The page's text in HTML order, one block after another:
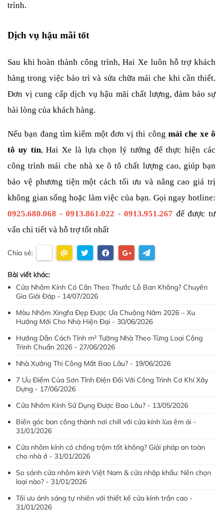
trình.
Dịch vụ hậu mãi tốt
Sau khi hoàn thành công trình, Hai Xe luôn hỗ trợ khách
hàng trong việc bảo trì và sửa chữa mái che khi cần thiết.
Đơn vị cung cấp dịch vụ hậu mãi chất lượng, đảm bảo sự
hài lòng của khách hàng.
Nếu bạn đang tìm kiếm một đơn vị thi công mái che xe ô
tô uy tín, Hai Xe là lựa chọn lý tưởng để thực hiện các
công trình mái che nhà xe ô tô chất lượng cao, giúp bạn
bảo vệ phương tiện một cách tối ưu và nâng cao giá trị
0925.680.068 - 0913.861.022 - 0913.951.267 để được tư
vấn chi tiết và hỗ trợ tốt nhất
Chia sẻ:
Bài viết khác:
Cửa Nhôm Kính Có Cần Theo Thước Lỗ Ban Không? Chuyên
Gia Giải Đáp - 14/07/2026
Màu Nhôm Xingfa Đẹp Được Ưa Chuộng Năm 2026 – Xu
Hướng Mới Cho Nhà Hiện Đại - 30/06/2026
Hướng Dẫn Cách Tính m² Tường Nhà Theo Từng Loại Công
Trình Chuẩn 2026 - 27/06/2026
Nhà Xưởng Thi Công Mất Bao Lâu? - 19/06/2026
7 Ưu Điểm Của Sơn Tĩnh Điện Đối Với Công Trình Cơ Khí Xây
Dựng - 17/06/2026
Cửa Nhôm Kính Sử Dụng Được Bao Lâu? - 13/05/2026
Biến góc ban công thành nơi chill với cửa kính lùa êm ái -
31/01/2026
Cửa nhôm kính có chống trộm tốt không? Giải pháp an toàn
cho nhà ở - 31/01/2026
So sánh cửa nhôm kính Việt Nam & cửa nhập khẩu: Nên chọn
loại nào? - 31/01/2026
Tối ưu ánh sáng tự nhiên với thiết kế cửa kính trần cao -
31/01/2026